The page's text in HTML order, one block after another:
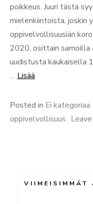
poikkeus. Juuri tästä
mielenkiintoista, joskin
oppivelvollisuusiän
2020, osittain samoilla
uudistusta kaukaisella
… Lisää
pidentämisen
Posted in Ei kategoriaa
oppivelvollisuus
VIIMEISIMMÄT